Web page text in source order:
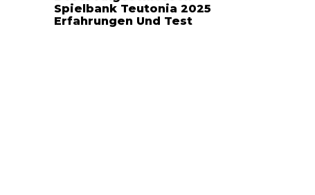
Spielbank Teutonia 2025
Erfahrungen Und Test